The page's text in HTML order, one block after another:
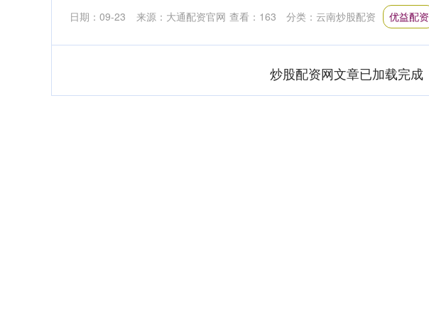
日期：09-23 来源：大通配资官网 查看： 163 分类： 云南炒股配资 优益配资
炒股配资网文章已加载完成